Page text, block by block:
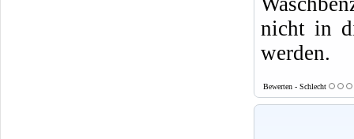
nicht in
werden.
Bewerten - Schlecht